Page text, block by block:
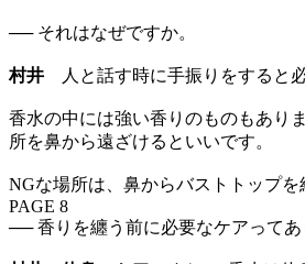
── それはなぜですか。
村井 人と話す時に手振りをすると
香水の中には強い香りのものもありま
所を鼻から遠ざけるといいです。
NGな場所は、鼻からバストトップ
PAGE 8
── 香りを纏う前に必要なケアってあ